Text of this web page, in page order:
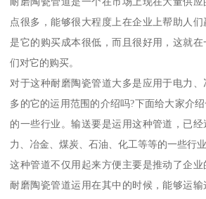
点很多，能够很大程度上在企业上帮助人
是它的购买成本很低，而且很好用，这就
们对它的购买。
对于这种耐磨陶瓷管道大多是应用于电力
多的它的运用范围的介绍吗?下面给大家介
的一些行业。输送要是运用这种管道，已
力、冶金、煤炭、石油、化工等等的一些行业
这种管道不仅用起来方便主要是推动了企
耐磨陶瓷管道运用在其中的时候，能够运